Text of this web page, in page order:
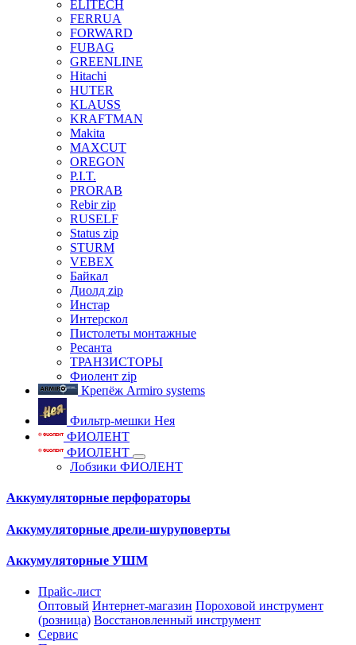
ELITECH
FERRUA
FORWARD
FUBAG
GREENLINE
Hitachi
HUTER
KLAUSS
KRAFTMAN
Makita
MAXCUT
OREGON
P.I.T.
PRORAB
Rebir zip
RUSELF
Status zip
STURM
VEBEX
Байкал
Диолд zip
Инстар
Интерскол
Пистолеты монтажные
Ресанта
ТРАНЗИСТОРЫ
Фиолент zip
Крепёж Armiro systems
Фильтр-мешки Нея
ФИОЛЕНТ
ФИОЛЕНТ
Лобзики ФИОЛЕНТ
Аккумуляторные перфораторы
Аккумуляторные дрели-шуруповерты
Аккумуляторные УШМ
Прайс-лист
Оптовый Интернет-магазин Пороховой инструмент
(розница) Восстановленный инструмент
Сервис